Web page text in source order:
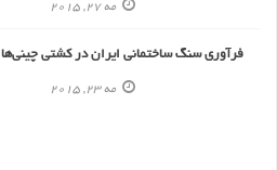
مه 27, 2015
فرآوری سنگ‌ ساختمانی ایران در کشتی‌ چینی‌ها
مه 23, 2015